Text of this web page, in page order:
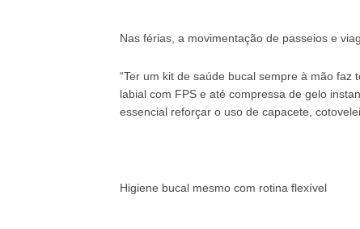
Nas férias, a movimentação de passeios e
“Ter um kit de saúde bucal sempre à mão
labial com FPS e até compressa de gelo
essencial reforçar o uso de capacete,
Higiene bucal mesmo com rotina flexível